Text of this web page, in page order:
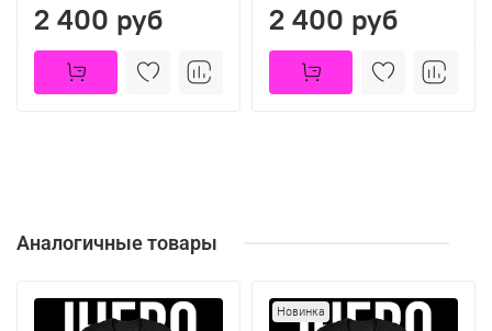
2 400 руб 2 400 руб
Аналогичные товары
Новинка